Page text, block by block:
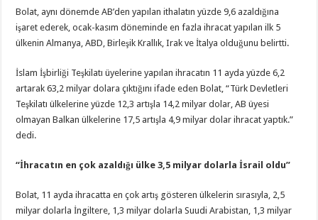
Bolat, aynı dönemde AB’den yapılan ithalatın yüzde 9,6 azaldığına
işaret ederek, ocak-kasım döneminde en fazla ihracat yapılan ilk 5
ülkenin Almanya, ABD, Birleşik Krallık, Irak ve İtalya olduğunu belirtti.
İslam İşbirliği Teşkilatı üyelerine yapılan ihracatın 11 ayda yüzde 6,2
artarak 63,2 milyar dolara çıktığını ifade eden Bolat, “Türk Devletleri
Teşkilatı ülkelerine yüzde 12,3 artışla 14,2 milyar dolar, AB üyesi
olmayan Balkan ülkelerine 17,5 artışla 4,9 milyar dolar ihracat yaptık.”
dedi.
“İhracatın en çok azaldığı ülke 3,5 milyar dolarla İsrail oldu”
Bolat, 11 ayda ihracatta en çok artış gösteren ülkelerin sırasıyla, 2,5
milyar dolarla İngiltere, 1,3 milyar dolarla Suudi Arabistan, 1,3 milyar